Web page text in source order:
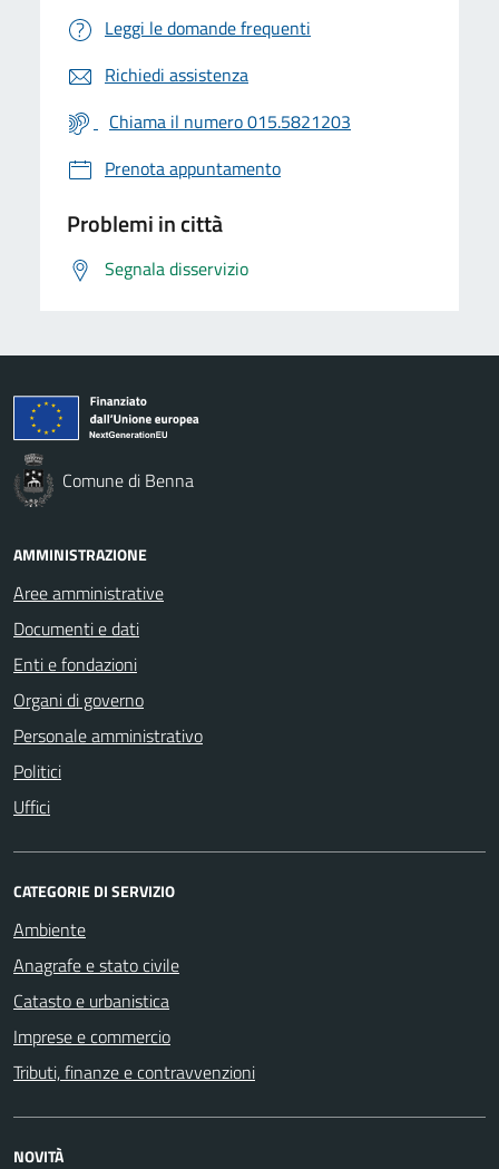
Leggi le domande frequenti
Richiedi assistenza
Chiama il numero 015.5821203
Prenota appuntamento
Problemi in città
Segnala disservizio
Comune di Benna
AMMINISTRAZIONE
Aree amministrative
Documenti e dati
Enti e fondazioni
Organi di governo
Personale amministrativo
Politici
Uffici
CATEGORIE DI SERVIZIO
Ambiente
Anagrafe e stato civile
Catasto e urbanistica
Imprese e commercio
Tributi, finanze e contravvenzioni
NOVITÀ